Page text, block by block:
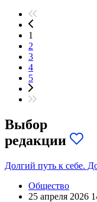
1
2
3
4
5
Выбор
редакции
Долгий путь к себе.
Общество
25 апреля 2026